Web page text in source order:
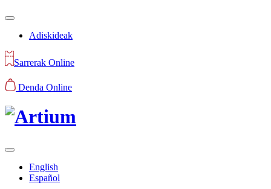
Adiskideak
Sarrerak Online
Denda Online
English
Español